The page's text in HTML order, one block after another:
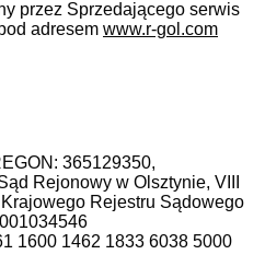
przez Sprzedającego serwis
adresem www.r-gol.com
365129350,
Rejonowy w Olsztynie, VIII
Rejestru Sądowego
1600 1462 1833 6038 5000